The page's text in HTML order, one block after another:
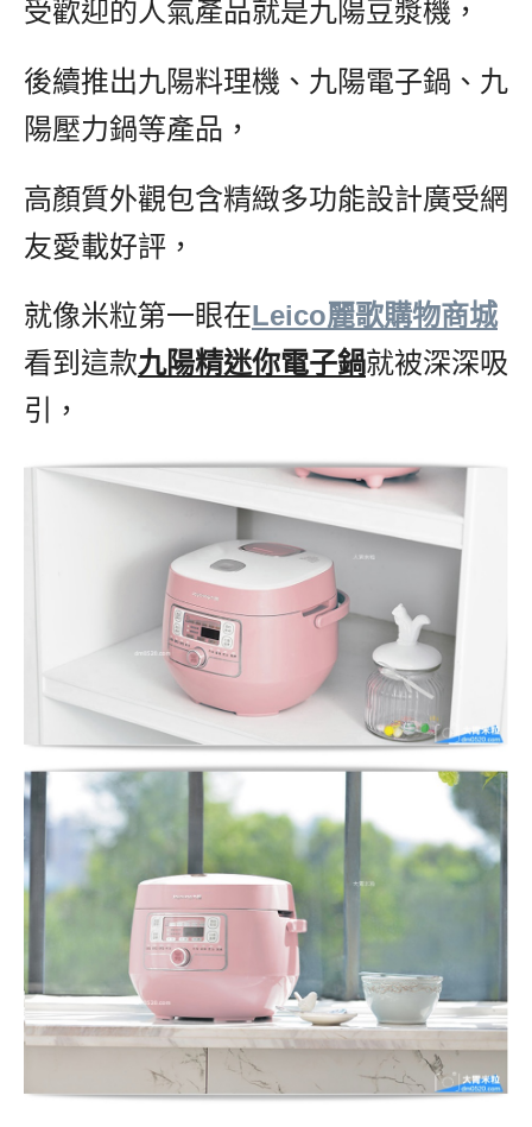
受歡迎的人氣產品就是九陽豆漿機，
後續推出九陽料理機、九陽電子鍋、九
陽壓力鍋等產品，
高顏質外觀包含精緻多功能設計廣受網
友愛載好評，
就像米粒第一眼在Leico麗歌購物商城
看到這款九陽精迷你電子鍋就被深深吸
引，